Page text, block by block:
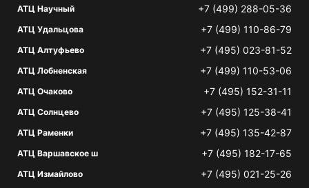
АТЦ Научный +7 (499) 288-05-36
АТЦ Удальцова +7 (499) 110-86-79
АТЦ Алтуфьево +7 (495) 023-81-52
АТЦ Лобненская +7 (499) 110-53-06
АТЦ Очаково +7 (495) 152-31-11
АТЦ Солнцево +7 (495) 125-38-41
АТЦ Раменки +7 (495) 135-42-87
АТЦ Варшавское ш +7 (495) 182-17-65
АТЦ Измайлово +7 (495) 021-25-26